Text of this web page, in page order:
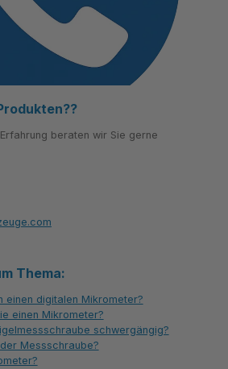
beraten wir Sie gerne
Thema:
einen digitalen Mikrometer?
einen Mikrometer?
schwergängig?
Messschraube?